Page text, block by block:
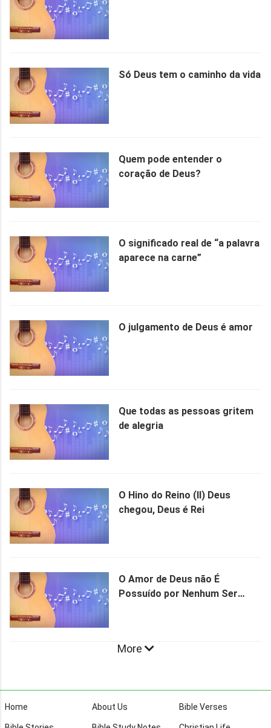
Só Deus tem o caminho da vida
Quem pode entender o
coração de Deus?
O significado real de “a palavra
aparece na carne”
O julgamento de Deus é amor
Que todas as pessoas gritem
de alegria
O Hino do Reino (II) Deus
chegou, Deus é Rei
O Amor de Deus não É
Possuído por Nenhum Ser
More
Home About Us Bible Verses